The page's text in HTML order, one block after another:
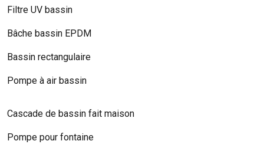
Filtre UV bassin
Bâche bassin EPDM
Bassin rectangulaire
Pompe à air bassin
Cascade de bassin fait maison
Pompe pour fontaine